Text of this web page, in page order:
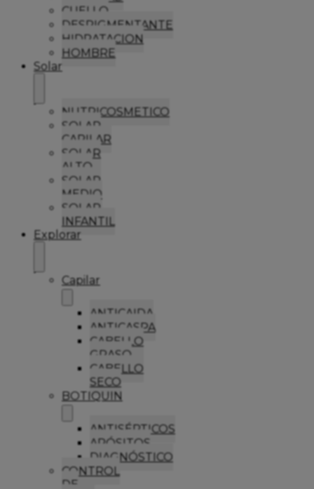
CUELLO
DESPIGMENTANTE
HIDRATACION
HOMBRE
Solar
NUTRICOSMETICO
SOLAR
CAPILAR
SOLAR
ALTO
SOLAR
MEDIO
SOLAR
INFANTIL
Explorar
Capilar
ANTICAIDA
ANTICASPA
CABELLO
GRASO
CABELLO
SECO
BOTIQUIN
ANTISÉPTICOS
APÓSITOS
DIAGNÓSTICO
CONTROL
DE